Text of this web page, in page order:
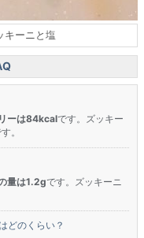
キーニと塩
ーは84kcalです。ズッキー
。
量は1.2gです。ズッキーニ
どのくらい？